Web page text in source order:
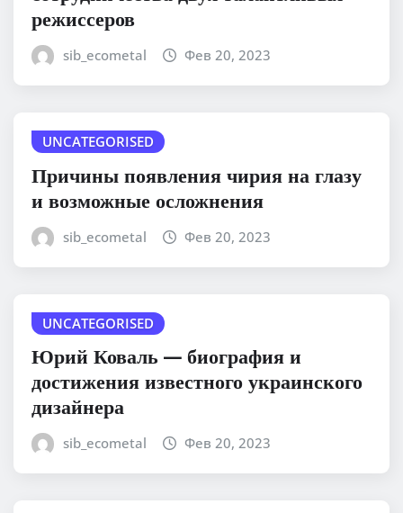
режиссеров
sib_ecometal Фев 20, 2023
UNCATEGORISED
Причины появления чирия на глазу
и возможные осложнения
sib_ecometal Фев 20, 2023
UNCATEGORISED
Юрий Коваль — биография и
достижения известного украинского
дизайнера
sib_ecometal Фев 20, 2023